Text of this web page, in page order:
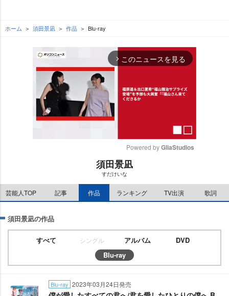
ホーム 須田景凪 作品 Blu-ray
arrow_forward_ios このニュースを見る
Powered by GliaStudios
須田景凪
すだけいな
芸能人TOP 記事 作品 ランキング TV出演 歌詞
須田景凪の作品
すべて シングル アルバム
DVD
Blu-ray
Blu-ray 2023年03月24日発売